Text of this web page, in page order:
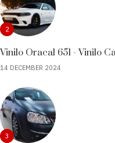
2
Vinilo Oracal 651 - Vinilo
14 DECEMBER 2024
3